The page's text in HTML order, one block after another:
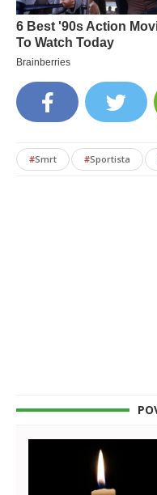
#Smrt #Sportista